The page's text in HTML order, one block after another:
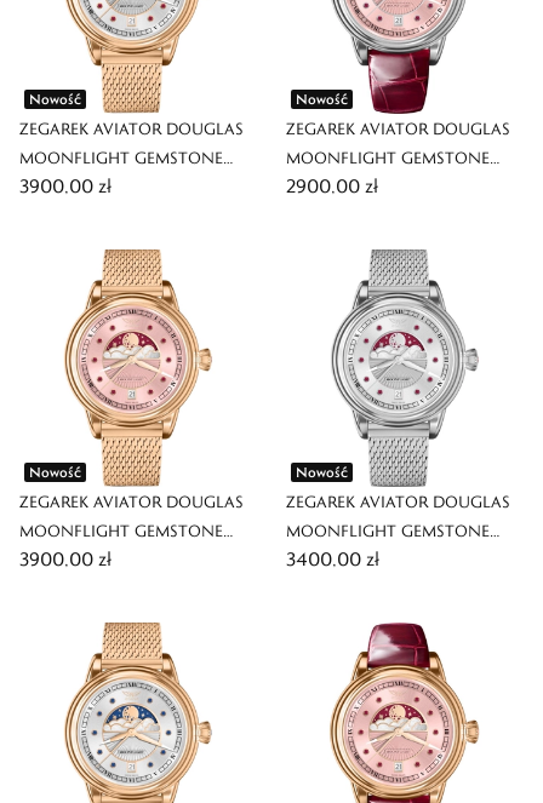
Nowość
ZEGAREK AVIATOR DOUGLAS
MOONFLIGHT GEMSTONE
EDITION
3900,00 zł
Nowość
ZEGAREK AVIATOR DOUGLAS
MOONFLIGHT GEMSTONE
EDITION
2900,00 zł
Nowość
ZEGAREK AVIATOR DOUGLAS
MOONFLIGHT GEMSTONE
EDITION
3900,00 zł
Nowość
ZEGAREK AVIATOR DOUGLAS
MOONFLIGHT GEMSTONE
EDITION
3400,00 zł